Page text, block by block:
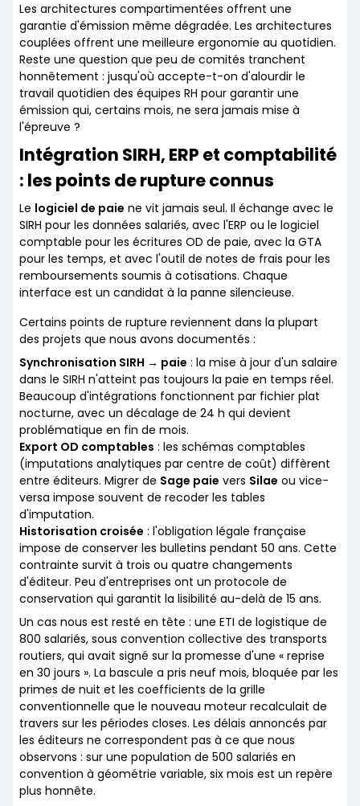
Les architectures compartimentées offrent une
garantie d'émission même dégradée. Les architectures
couplées offrent une meilleure ergonomie au quotidien.
Reste une question que peu de comités tranchent
honnêtement : jusqu'où accepte-t-on d'alourdir le
travail quotidien des équipes RH pour garantir une
émission qui, certains mois, ne sera jamais mise à
l'épreuve ?
Intégration SIRH, ERP et comptabilité
: les points de rupture connus
Le logiciel de paie ne vit jamais seul. Il échange avec le
SIRH pour les données salariés, avec l'ERP ou le logiciel
comptable pour les écritures OD de paie, avec la GTA
pour les temps, et avec l'outil de notes de frais pour les
remboursements soumis à cotisations. Chaque
interface est un candidat à la panne silencieuse.
Certains points de rupture reviennent dans la plupart
des projets que nous avons documentés :
Synchronisation SIRH → paie : la mise à jour d'un salaire
dans le SIRH n'atteint pas toujours la paie en temps réel.
Beaucoup d'intégrations fonctionnent par fichier plat
nocturne, avec un décalage de 24 h qui devient
problématique en fin de mois.
Export OD comptables : les schémas comptables
(imputations analytiques par centre de coût) diffèrent
entre éditeurs. Migrer de Sage paie vers Silae ou vice-
versa impose souvent de recoder les tables
d'imputation.
Historisation croisée : l'obligation légale française
impose de conserver les bulletins pendant 50 ans. Cette
contrainte survit à trois ou quatre changements
d'éditeur. Peu d'entreprises ont un protocole de
conservation qui garantit la lisibilité au-delà de 15 ans.
Un cas nous est resté en tête : une ETI de logistique de
800 salariés, sous convention collective des transports
routiers, qui avait signé sur la promesse d'une « reprise
en 30 jours ». La bascule a pris neuf mois, bloquée par les
primes de nuit et les coefficients de la grille
conventionnelle que le nouveau moteur recalculait de
travers sur les périodes closes. Les délais annoncés par
les éditeurs ne correspondent pas à ce que nous
observons : sur une population de 500 salariés en
convention à géométrie variable, six mois est un repère
plus honnête.